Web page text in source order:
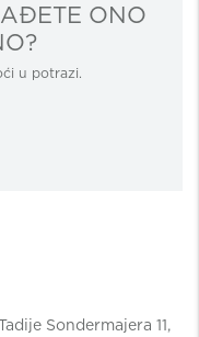
ONO
u potrazi.
Sondermajera 11,